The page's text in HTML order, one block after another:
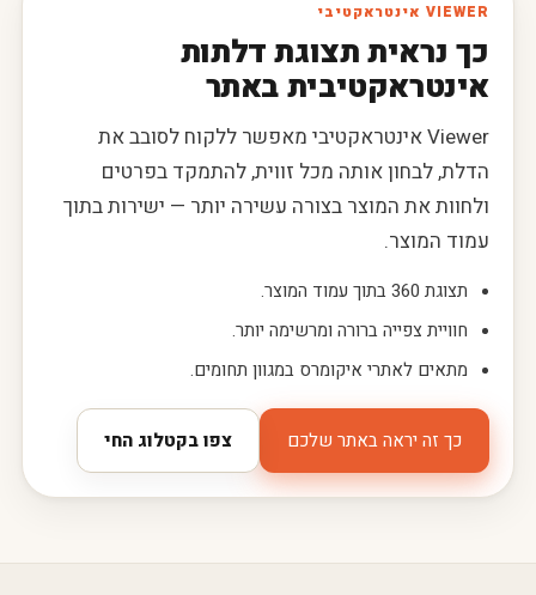
VIEWER אינטראקטיבי
כך נראית תצוגת דלתות
אינטראקטיבית באתר
Viewer אינטראקטיבי מאפשר ללקוח לסובב את
הדלת, לבחון אותה מכל זווית, להתמקד בפרטים
ולחוות את המוצר בצורה עשירה יותר — ישירות בתוך
עמוד המוצר.
תצוגת 360 בתוך עמוד המוצר.
חוויית צפייה ברורה ומרשימה יותר.
מתאים לאתרי איקומרס במגוון תחומים.
כך זה יראה באתר שלכם צפו בקטלוג החי